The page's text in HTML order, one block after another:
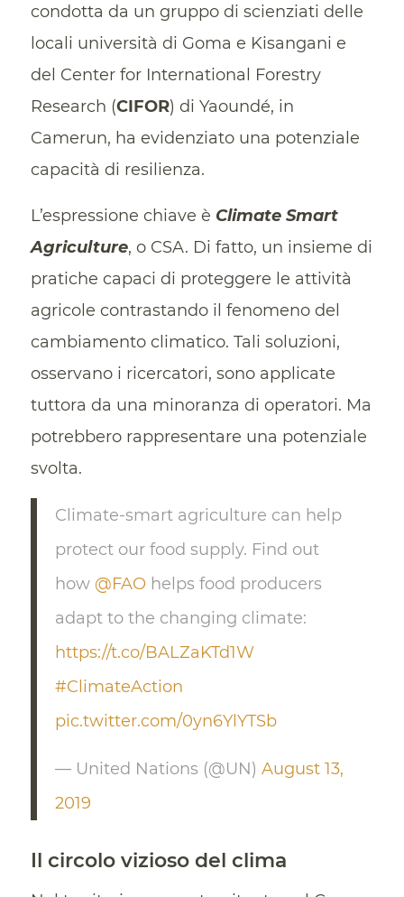
condotta da un gruppo di scienziati delle
locali università di Goma e Kisangani e
del Center for International Forestry
Research (CIFOR) di Yaoundé, in
Camerun, ha evidenziato una potenziale
capacità di resilienza.
L’espressione chiave è Climate Smart
Agriculture, o CSA. Di fatto, un insieme di
pratiche capaci di proteggere le attività
agricole contrastando il fenomeno del
cambiamento climatico. Tali soluzioni,
osservano i ricercatori, sono applicate
tuttora da una minoranza di operatori. Ma
potrebbero rappresentare una potenziale
svolta.
Climate-smart agriculture can help
protect our food supply. Find out
how @FAOhelps food producers
adapt to the changing climate:
https://t.co/BALZaKTd1W
#ClimateAction
pic.twitter.com/0yn6YlYTSb
— United Nations (@UN) August 13,
2019
Il circolo vizioso del clima